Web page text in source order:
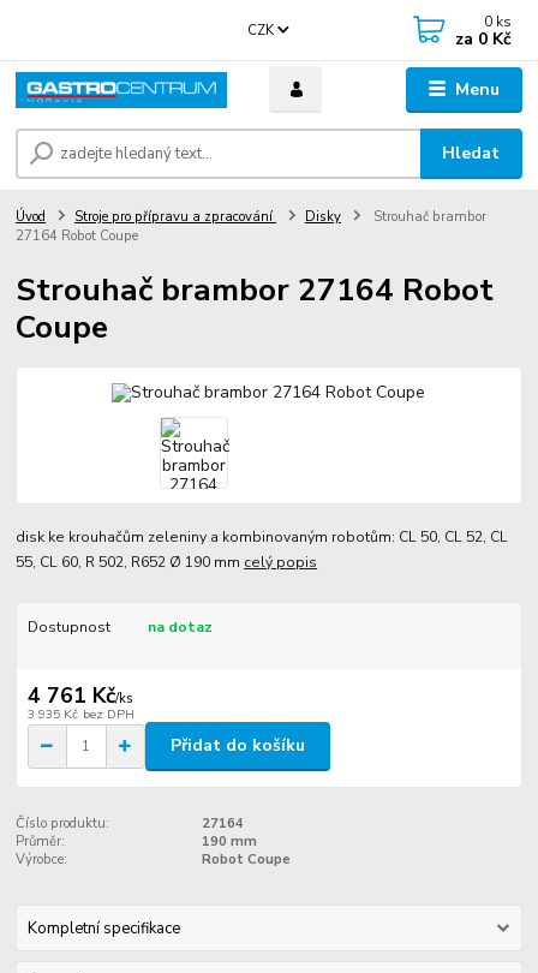
Menu
CZK
Hledat
0 ks
za 0 Kč
Úvod Stroje pro přípravu a zpracování Disky
Strouhač brambor
27164 Robot Coupe
Strouhač brambor 27164 Robot
Coupe
disk ke krouhačům zeleniny a kombinovaným robotům: CL 50, CL 52, CL
55, CL 60, R 502, R652 Ø 190 mm celý popis
Dostupnost na dotaz
4 761 Kč/ks
3 935 Kč bez DPH
Přidat do košíku
Číslo produktu:
27164
Průměr:
190 mm
Výrobce:
Robot Coupe
Kompletní specifikace